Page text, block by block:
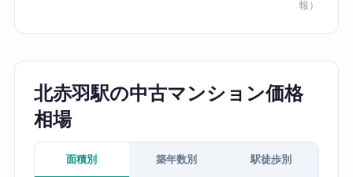
報）
北赤羽駅の中古マンション価格
相場
面積別 築年数別 駅徒歩別